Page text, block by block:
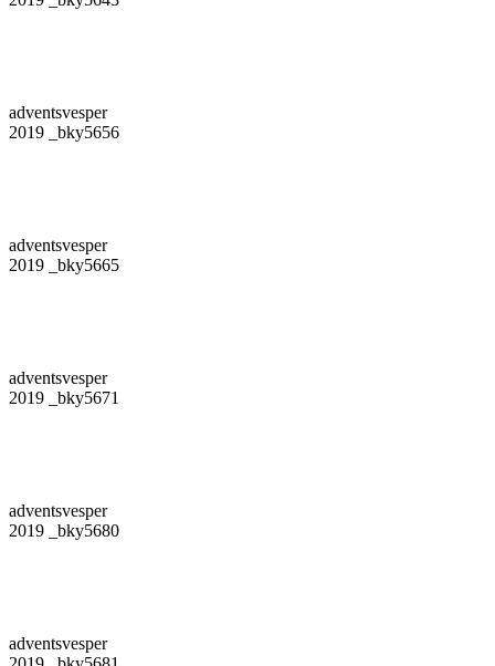
adventsvesper
2019 _bky5656
adventsvesper
2019 _bky5665
adventsvesper
2019 _bky5671
adventsvesper
2019 _bky5680
adventsvesper